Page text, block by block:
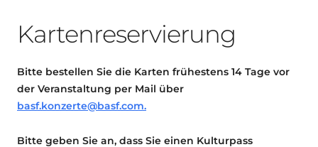
Kartenreservierung
Bitte bestellen Sie die Karten frühestens 14 Tage vor
der Veranstaltung per Mail über
basf.konzerte@basf.com.
Bitte geben Sie an, dass Sie einen Kulturpass